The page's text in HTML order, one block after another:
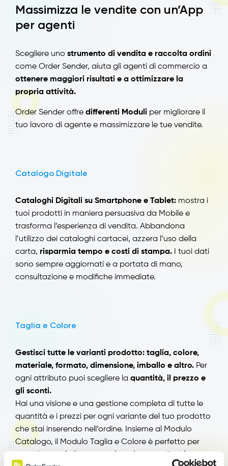
Massimizza le vendite con un’App
per agenti
Scegliere uno strumento di vendita e raccolta ordini
come Order Sender, aiuta gli agenti di commercio a
ottenere maggiori risultati e a ottimizzare la
propria attività.
Order Sender offre differenti Moduli per migliorare il
tuo lavoro di agente e massimizzare le tue vendite.
Catalogo Digitale
Cataloghi Digitali su Smartphone e Tablet: mostra i
tuoi prodotti in maniera persuasiva da Mobile e
trasforma l’esperienza di vendita. Abbandona
l’utilizzo dei cataloghi cartacei, azzera l’uso della
carta, risparmia tempo e costi di stampa. I tuoi dati
sono sempre aggiornati e a portata di mano,
consultazione e modifiche immediate.
Taglia e Colore
Gestisci tutte le varianti prodotto: taglia, colore,
materiale, formato, dimensione, imballo e altro. Per
ogni attributo puoi scegliere la quantità, il prezzo e
gli sconti.
Hai una visione e una gestione completa di tutte le
quantità e i prezzi per ogni variante del tuo prodotto
che stai inserendo nell’ordine. Insieme al Modulo
Catalogo, il Modulo Taglia e Colore è perfetto per